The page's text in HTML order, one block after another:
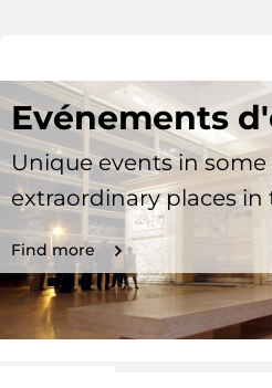
Evénements
Unique events in
extraordinary places in
Find more